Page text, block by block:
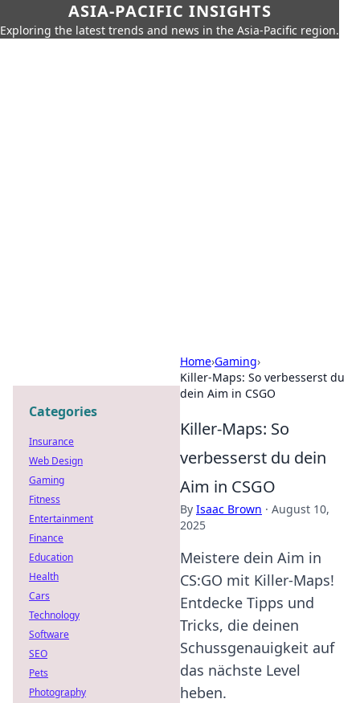
ASIA-PACIFIC INSIGHTS
Exploring the latest trends and news in the Asia-Pacific region.
Home›Gaming›
Killer-Maps: So verbesserst du
dein Aim in CSGO
Killer-Maps: So
verbesserst du dein
Aim in CSGO
By Isaac Brown · August 10,
2025
Meistere dein Aim in
CS:GO mit Killer-Maps!
Entdecke Tipps und
Tricks, die deinen
Schussgenauigkeit auf
das nächste Level
heben.
Categories
Insurance
Web Design
Gaming
Fitness
Entertainment
Finance
Education
Health
Cars
Technology
Software
SEO
Pets
Photography